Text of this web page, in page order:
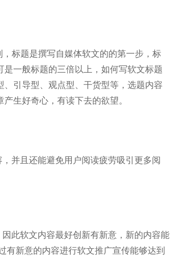
，标题是撰写自媒体软文的的第一步，标
一般标题的三倍以上，如何写软文标题
引导型、观点型、干货型等，选题内容
生好奇心，有读下去的欲望。
并且还能避免用户阅读疲劳吸引更多阅
此软文内容最好创新有新意，新的内容能
有新意的内容进行软文推广宣传能够达到